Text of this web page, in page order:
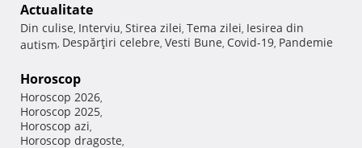
Actualitate
Din culise, Interviu, Stirea zilei, Tema zilei, Iesirea din
autism, Despărţiri celebre, Vesti Bune, Covid-19, Pandemie
Horoscop
Horoscop 2026,
Horoscop 2025,
Horoscop azi,
Horoscop dragoste,